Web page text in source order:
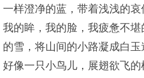
一样澄净的蓝，带着浅浅的
我的眸，我的脸，我疲惫不
的雪，将山间的小路凝成白
好像一只小鸟儿，展翅欲飞